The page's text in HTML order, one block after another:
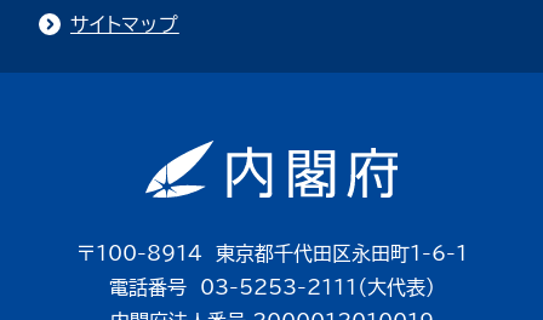
サイトマップ
〒100-8914 東京都千代田区永田町1-6-1
電話番号 03-5253-2111（大代表）